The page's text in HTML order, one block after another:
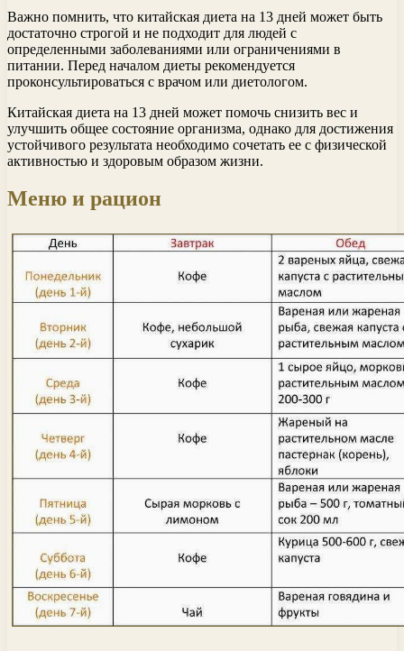
Важно помнить, что китайская диета на 13 дней может быть
достаточно строгой и не подходит для людей с
определенными заболеваниями или ограничениями в
питании. Перед началом диеты рекомендуется
проконсультироваться с врачом или диетологом.
Китайская диета на 13 дней может помочь снизить вес и
улучшить общее состояние организма, однако для достижения
устойчивого результата необходимо сочетать ее с физической
активностью и здоровым образом жизни.
Меню и рацион